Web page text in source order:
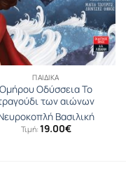
ΠΑΙΔΙΚΆ
Ομήρου Οδύσσεια Το
των αιώνων
Βασιλική
Τιμή: 19.00€